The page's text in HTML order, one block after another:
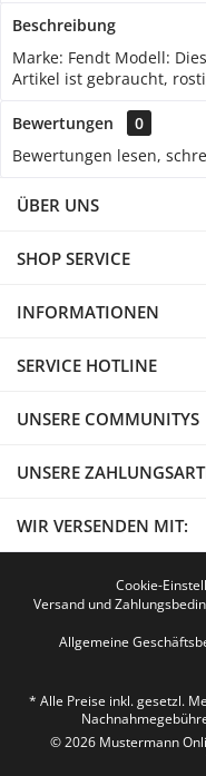
Beschreibung
Marke: Fendt Modell:
Artikel ist gebraucht,
Bewertungen
0
Bewertungen lesen,
ÜBER UNS
SHOP SERVICE
INFORMATIONEN
SERVICE HOTLINE
UNSERE COMMUNITYS
UNSERE
WIR VERSENDEN MIT:
Cookie-
Versand und
Allgemeine
* Alle Preise inkl. gesetzl.
© 2026 Mustermann